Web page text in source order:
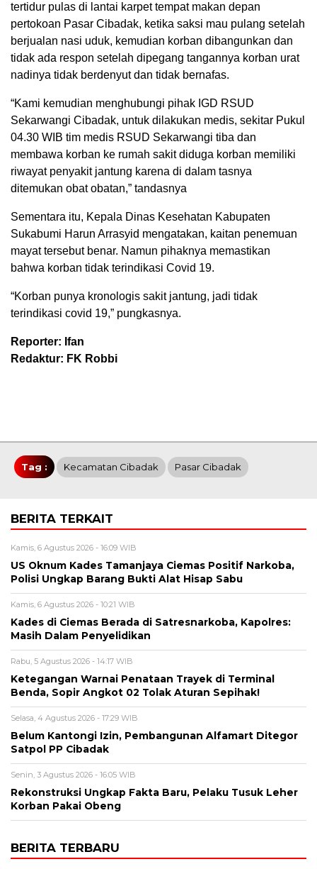
tertidur pulas di lantai karpet tempat makan depan
pertokoan Pasar Cibadak, ketika saksi mau pulang setelah
berjualan nasi uduk, kemudian korban dibangunkan dan
tidak ada respon setelah dipegang tangannya korban urat
nadinya tidak berdenyut dan tidak bernafas.
“Kami kemudian menghubungi pihak IGD RSUD
Sekarwangi Cibadak, untuk dilakukan medis, sekitar Pukul
04.30 WIB tim medis RSUD Sekarwangi tiba dan
membawa korban ke rumah sakit diduga korban memiliki
riwayat penyakit jantung karena di dalam tasnya
ditemukan obat obatan,” tandasnya
Sementara itu, Kepala Dinas Kesehatan Kabupaten
Sukabumi Harun Arrasyid mengatakan, kaitan penemuan
mayat tersebut benar. Namun pihaknya memastikan
bahwa korban tidak terindikasi Covid 19.
“Korban punya kronologis sakit jantung, jadi tidak
terindikasi covid 19,” pungkasnya.
Reporter: Ifan
Redaktur: FK Robbi
Tag : Kecamatan Cibadak Pasar Cibadak
BERITA TERKAIT
Kamis, 6 Agustus 2026 - 16:09 WIB
US Oknum Kades Tamanjaya Ciemas Positif Narkoba,
Polisi Ungkap Barang Bukti Alat Hisap Sabu
Kamis, 6 Agustus 2026 - 10:21 WIB
Kades di Ciemas Berada di Satresnarkoba, Kapolres:
Masih Dalam Penyelidikan
Rabu, 5 Agustus 2026 - 14:17 WIB
Ketegangan Warnai Penataan Trayek di Terminal
Benda, Sopir Angkot 02 Tolak Aturan Sepihak!
Selasa, 4 Agustus 2026 - 17:29 WIB
Belum Kantongi Izin, Pembangunan Alfamart Ditegor
Satpol PP Cibadak
Senin, 3 Agustus 2026 - 16:05 WIB
Rekonstruksi Ungkap Fakta Baru, Pelaku Tusuk Leher
Korban Pakai Obeng
BERITA TERBARU